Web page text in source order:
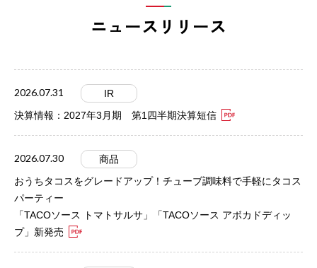
ニュースリリース
2026.07.31
IR
決算情報：2027年3月期 第1四半期決算短信
2026.07.30
商品
おうちタコスをグレードアップ！チューブ調味料で手軽にタコス
パーティー
「TACOソース トマトサルサ」「TACOソース アボカドディッ
プ」新発売